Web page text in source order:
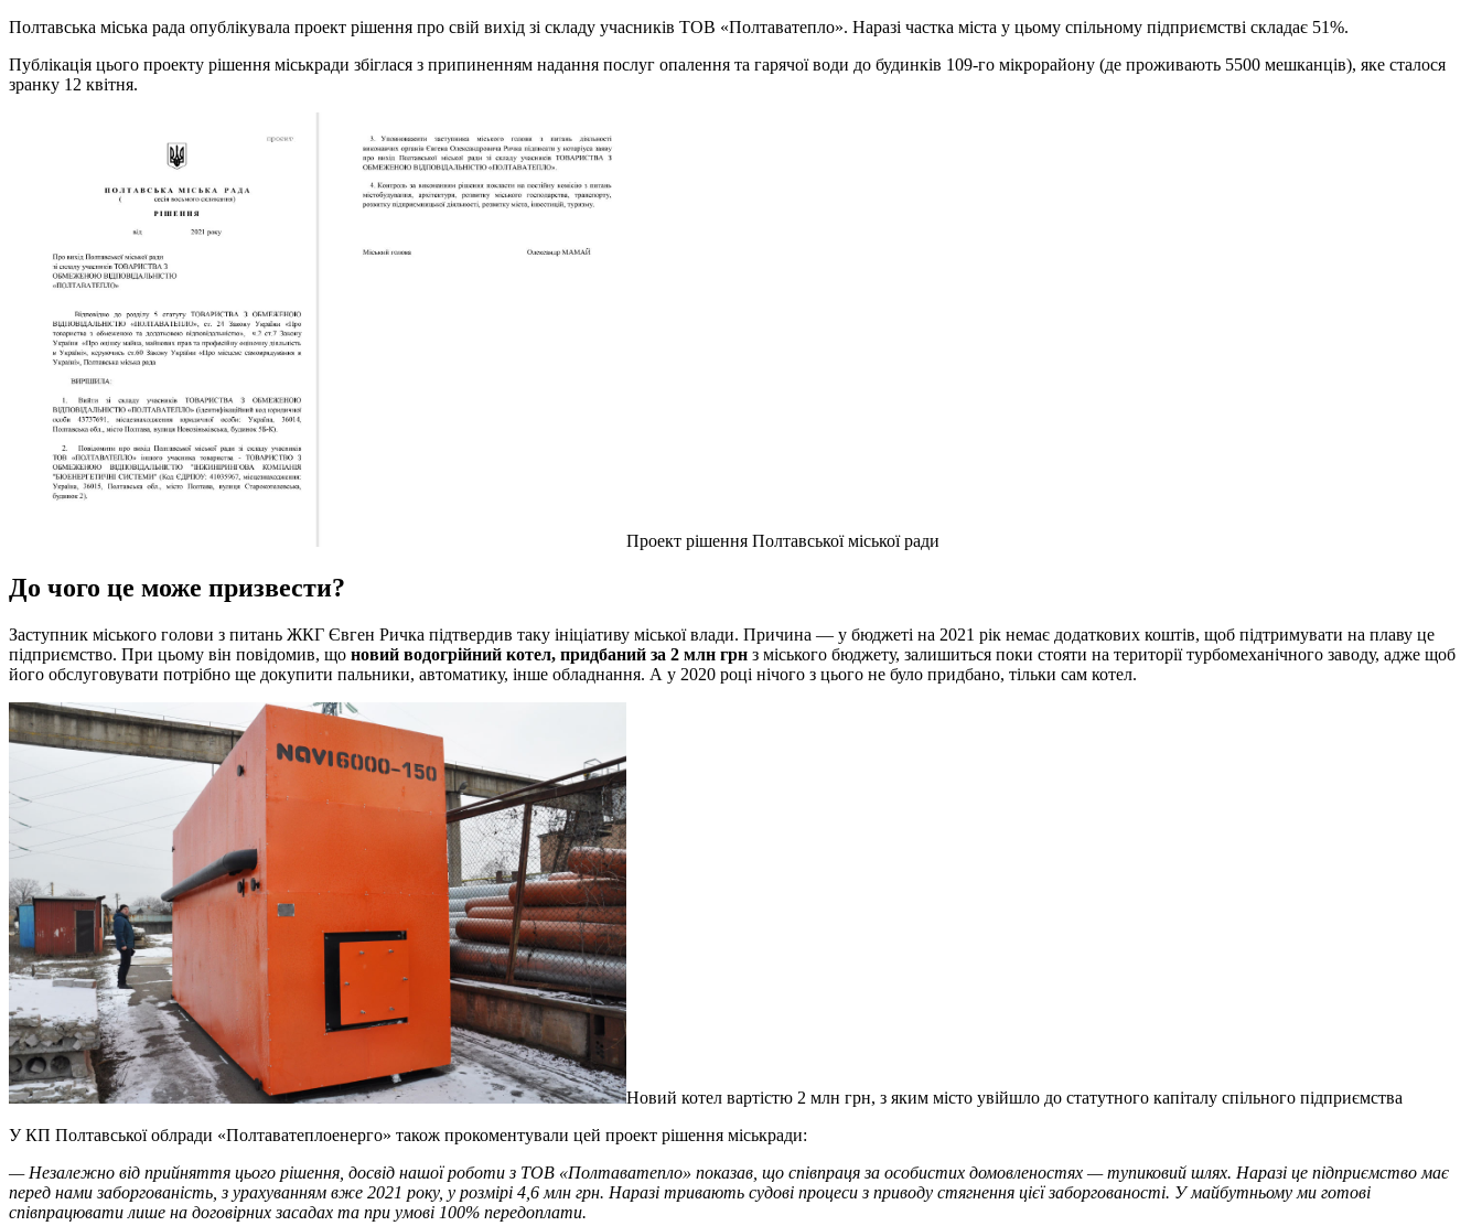
Полтавська міська рада опублікувала проект рішення про свій вихід зі складу учасників ТОВ «Полтаватепло». Наразі частка міста у цьому спільному підприємстві складає 51%.
Публікація цього проекту рішення міськради збіглася з припиненням надання послуг опалення та гарячої води до будинків 109-го мікрорайону (де проживають 5500 мешканців), яке сталося
зранку 12 квітня.
Проект рішення Полтавської міської ради
До чого це може призвести?
Заступник міського голови з питань ЖКГ Євген Ричка підтвердив таку ініціативу міської влади. Причина — у бюджеті на 2021 рік немає додаткових коштів, щоб підтримувати на плаву це
підприємство. При цьому він повідомив, що новий водогрійний котел, придбаний за 2 млн грн з міського бюджету, залишиться поки стояти на території турбомеханічного заводу, адже щоб
його обслуговувати потрібно ще докупити пальники, автоматику, інше обладнання. А у 2020 році нічого з цього не було придбано, тільки сам котел.
Новий котел вартістю 2 млн грн, з яким місто увійшло до статутного капіталу спільного підприємства
У КП Полтавської облради «Полтаватеплоенерго» також прокоментували цей проект рішення міськради:
— Незалежно від прийняття цього рішення, досвід нашої роботи з ТОВ «Полтаватепло» показав, що співпраця за особистих домовленостях — тупиковий шлях. Наразі це підприємство має
перед нами заборгованість, з урахуванням вже 2021 року, у розмірі 4,6 млн грн. Наразі тривають судові процеси з приводу стягнення цієї заборгованості. У майбутньому ми готові
співпрацювати лише на договірних засадах та при умові 100% передоплати.